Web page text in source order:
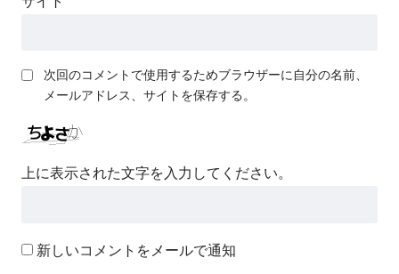
次回のコメントで使用するためブラウザーに自分の名前、
メールアドレス、サイトを保存する。
上に表示された文字を入力してください。
新しいコメントをメールで通知